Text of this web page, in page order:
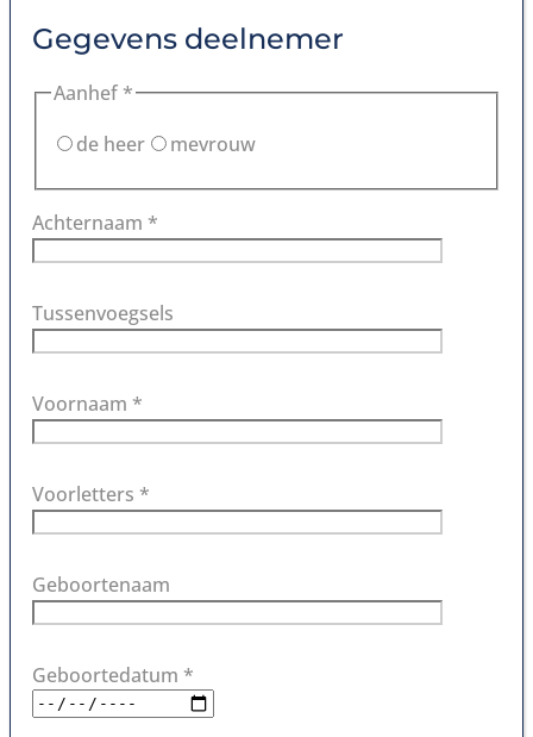
Gegevens deelnemer
Aanhef *
de heer
mevrouw
Achternaam *
Tussenvoegsels
Voornaam *
Voorletters *
Geboortenaam
Geboortedatum *